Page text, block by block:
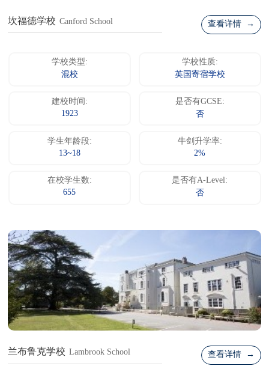
坎福德学校 Canford School 查看详情 →
学校类型:
混校
学校性质:
英国寄宿学校
建校时间:
1923
是否有GCSE:
否
学生年龄段:
13~18
牛剑升学率:
2%
在校学生数:
655
是否有A-Level:
否
兰布鲁克学校 Lambrook School 查看详情 →